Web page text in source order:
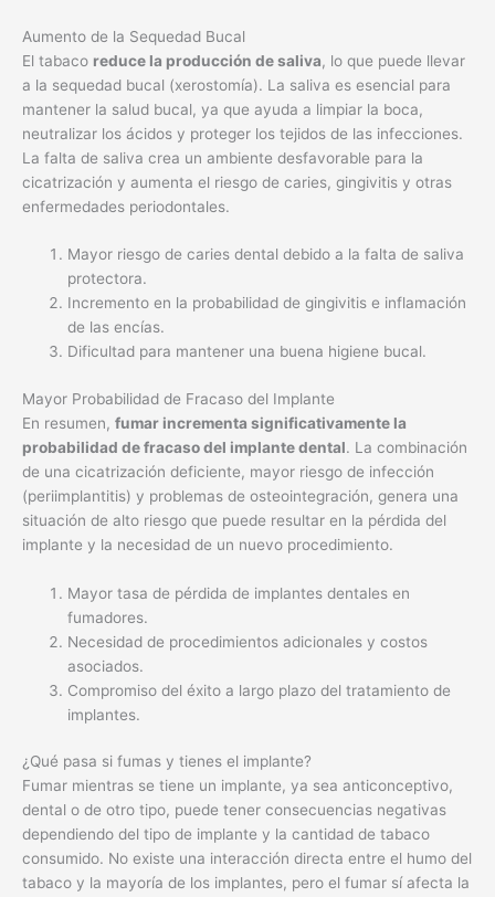
Aumento de la Sequedad Bucal
El tabaco reduce la producción de saliva, lo que puede llevar
a la sequedad bucal (xerostomía). La saliva es esencial para
mantener la salud bucal, ya que ayuda a limpiar la boca,
neutralizar los ácidos y proteger los tejidos de las infecciones.
La falta de saliva crea un ambiente desfavorable para la
cicatrización y aumenta el riesgo de caries, gingivitis y otras
enfermedades periodontales.
Mayor riesgo de caries dental debido a la falta de saliva
protectora.
Incremento en la probabilidad de gingivitis e inflamación
de las encías.
Dificultad para mantener una buena higiene bucal.
Mayor Probabilidad de Fracaso del Implante
En resumen, fumar incrementa significativamente la
probabilidad de fracaso del implante dental. La combinación
de una cicatrización deficiente, mayor riesgo de infección
(periimplantitis) y problemas de osteointegración, genera una
situación de alto riesgo que puede resultar en la pérdida del
implante y la necesidad de un nuevo procedimiento.
Mayor tasa de pérdida de implantes dentales en
fumadores.
Necesidad de procedimientos adicionales y costos
asociados.
Compromiso del éxito a largo plazo del tratamiento de
implantes.
¿Qué pasa si fumas y tienes el implante?
Fumar mientras se tiene un implante, ya sea anticonceptivo,
dental o de otro tipo, puede tener consecuencias negativas
dependiendo del tipo de implante y la cantidad de tabaco
consumido. No existe una interacción directa entre el humo del
tabaco y la mayoría de los implantes, pero el fumar sí afecta la